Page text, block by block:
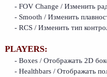
- FOV Change / Изменить
- Smooth / Изменить
- RCS / Изменить тип
PLAYERS:
- Boxes / Отображать 2D
- Healthbars / Отображать